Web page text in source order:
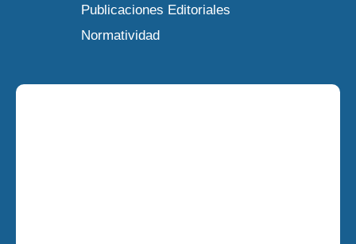
Publicaciones Editoriales
Normatividad